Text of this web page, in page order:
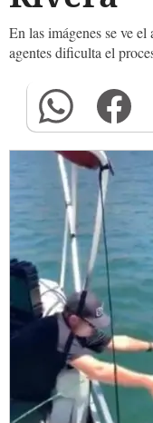
En las imágenes se ve
agentes dificulta el